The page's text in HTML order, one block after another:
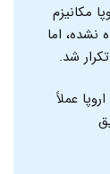
مکانیزم
نشده، اما
شد.
عملاً